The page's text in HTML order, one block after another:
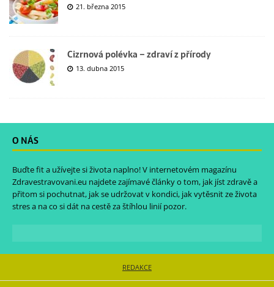
21. března 2015
Cizrnová polévka – zdraví z přírody
13. dubna 2015
O NÁS
Buďte fit a užívejte si života naplno! V internetovém magazínu
Zdravestravovani.eu najdete zajímavé články o tom, jak jíst zdravě a
přitom si pochutnat, jak se udržovat v kondici, jak vytěsnit ze života
stres a na co si dát na cestě za štíhlou linií pozor.
REDAKCE